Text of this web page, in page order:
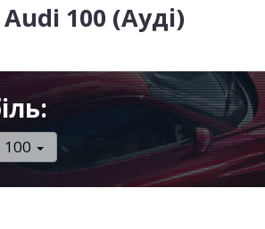
100 (Ауді)
100